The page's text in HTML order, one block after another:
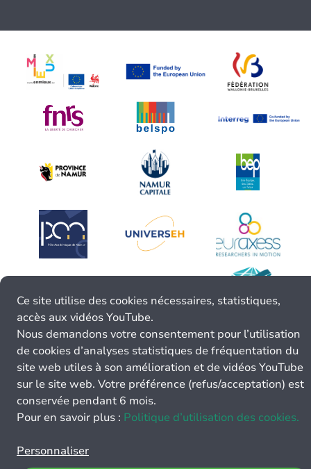
Ce site utilise des cookies nécessaires, statistiques,
accès aux vidéos YouTube.
Nous demandons votre consentement pour l’utilisation
de cookies d’analyses statistiques de fréquentation du
site web utiles à son amélioration et de vidéos YouTube
sur le site web. Votre préférence (refus/acceptation) est
conservée pendant 6 mois.
Pour en savoir plus : Politique d’utilisation des cookies.
Personnaliser